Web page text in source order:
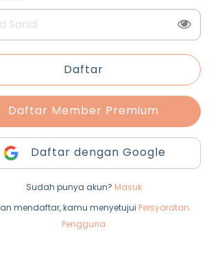
Daftar
Daftar Member Premium
Daftar dengan Google
Sudah punya akun? Masuk
mendaftar, kamu menyetujui Persyaratan
Pengguna